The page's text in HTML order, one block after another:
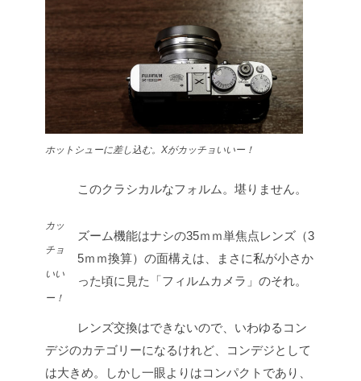
ホットシューに差し込む。Xがカッチョいいー！
カッ
チョ
いい
ー！
このクラシカルなフォルム。堪りません。
ズーム機能はナシの35ｍｍ単焦点レンズ（3
5ｍｍ換算）の面構えは、まさに私が小さか
った頃に見た「フィルムカメラ」のそれ。
レンズ交換はできないので、いわゆるコン
デジのカテゴリーになるけれど、コンデジとして
は大きめ。しかし一眼よりはコンパクトであり、